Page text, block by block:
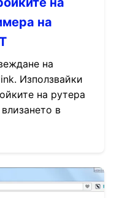
на
на
Използвайки
на рутера
в